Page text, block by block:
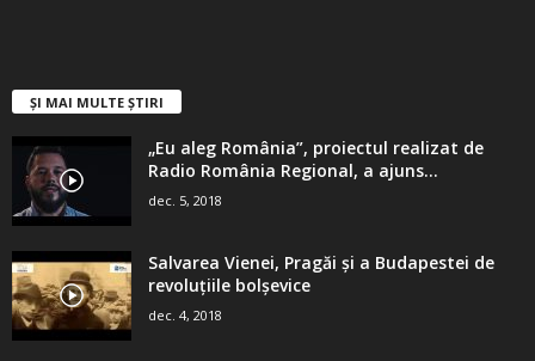
ȘI MAI MULTE ȘTIRI
„Eu aleg România”, proiectul realizat de
Radio România Regional, a ajuns...
dec. 5, 2018
Salvarea Vienei, Pragăi şi a Budapestei de
revoluţiile bolşevice
dec. 4, 2018